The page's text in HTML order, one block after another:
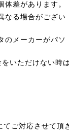
差があります。
なる場合がござい
のメーカーがパソ
いただけない時は
ご対応させて頂